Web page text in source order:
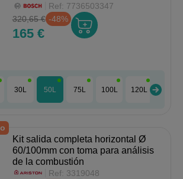
Ref: 7736503347
320,65 € -48%
165 €
30L 50L 75L 100L 120L
Kit salida completa horizontal Ø
60/100mm con toma para análisis
de la combustión
Ref: 3319048